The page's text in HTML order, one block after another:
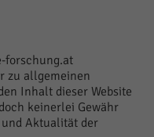
forschung.at
zu allgemeinen
Inhalt dieser Website
keinerlei Gewähr
Aktualität der